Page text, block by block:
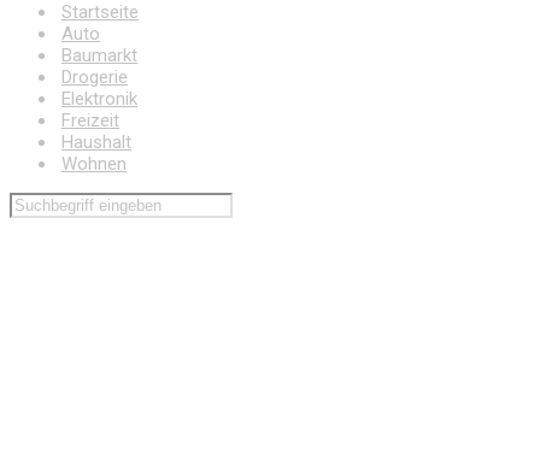
Startseite
Auto
Baumarkt
Drogerie
Elektronik
Freizeit
Haushalt
Wohnen